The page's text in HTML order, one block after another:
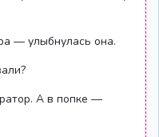
— улыбнулась она.
А в попке —